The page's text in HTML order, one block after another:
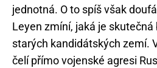
jednotná. O to spíš však
Leyen zmíní, jaká je
starých kandidátských zemí.
čelí přímo vojenské agresi